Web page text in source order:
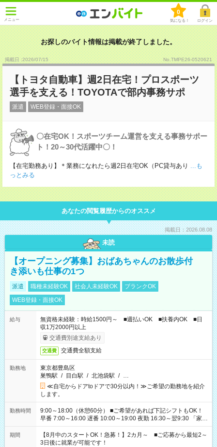
メニュー
0
気になる！ ログイン
お探しのバイト情報は掲載が終了しました。
掲載日 :2026/07/15 No.TMPE26-0520621
【トヨタ自動車】週2日在宅！プロスポーツ
選手を支える！TOYOTAで部内事務サポ
派遣 WEB登録・面接OK
〇在宅OK！スポーツチーム運営を支える事務サポー
ト！20～30代活躍中〇！
【在宅勤務あり】＊業務になれたら週2日在宅OK（PC貸与あり ...も
っとみる
あなたの閲覧履歴からのオススメ
掲載日：2026.08.08
未読
【オープニング募集】おばあちゃんのお散歩付
き添いも仕事の1つ
派遣 職種未経験OK 社会人未経験OK
ブランクOK
WEB登録・面接OK
給与
無資格未経験：時給1500円～ ■週払いOK ■扶養内OK ■日
収1万2000円以上
交通費別途支給あり
交通費 交通費全額支給
勤務地
東京都豊島区
巣鴨駅 / 目白駅 / 北池袋駅 / …
≪自宅からドアtoドアで30分以内！≫ご希望の勤務地を紹介
します。
勤務時間
9:00～18:00（休憩60分） ■ご希望があれば下記シフトもOK！
早番 7:00～16:00 遅番 10:00～19:00 夜勤 16:30～翌9:30 「家族
と休みを合わせたい」 「余裕を持って夕飯の準備がしたい」
「できれば残業はしたくない」 など、ご希望を教えてください
ね。 ※Wワーク希望の方へ 今ご覧のお仕事で希望する勤務時間
期間
【8月中のスタートOK！急募！】2カ月～ ■ご応募から最短2～
3日後に就業が可能です！